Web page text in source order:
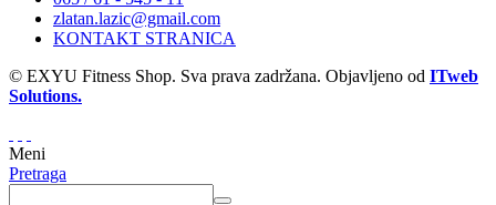
zlatan.lazic@gmail.com
KONTAKT STRANICA
© EXYU Fitness Shop. Sva prava zadržana. Objavljeno od ITweb
Solutions.
Meni
Pretraga